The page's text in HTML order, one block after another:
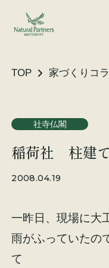
TOP 家づくりコ
社寺仏閣
稲荷社 柱建て
2008.04.19
一昨日、現場に大
雨がふっていたの
て
大工が建てる家
気候風土適応住宅
性能・素材